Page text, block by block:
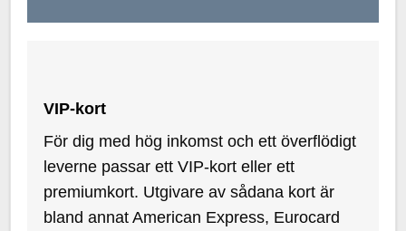
VIP-kort
För dig med hög inkomst och ett överflödigt
leverne passar ett VIP-kort eller ett
premiumkort. Utgivare av sådana kort är
bland annat American Express, Eurocard